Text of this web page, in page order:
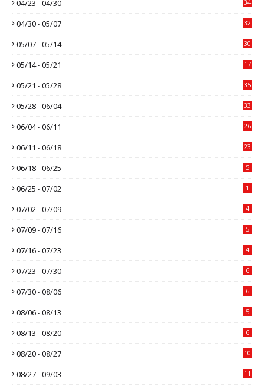
04/23 - 04/30 34
04/30 - 05/07 32
05/07 - 05/14 30
05/14 - 05/21 17
05/21 - 05/28 35
05/28 - 06/04 33
06/04 - 06/11 26
06/11 - 06/18 23
06/18 - 06/25 5
06/25 - 07/02 1
07/02 - 07/09 4
07/09 - 07/16 5
07/16 - 07/23 4
07/23 - 07/30 6
07/30 - 08/06 6
08/06 - 08/13 5
08/13 - 08/20 6
08/20 - 08/27 10
08/27 - 09/03 11